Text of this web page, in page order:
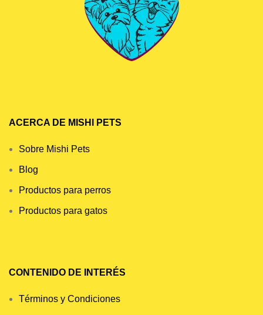
ACERCA DE MISHI PETS
Sobre Mishi Pets
Blog
Productos para perros
Productos para gatos
CONTENIDO DE INTERÉS
Términos y Condiciones